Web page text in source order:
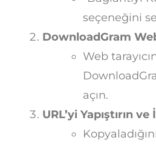
seçeneğini
DownloadGram
Web
açın.
URL’yi Yapıştırın